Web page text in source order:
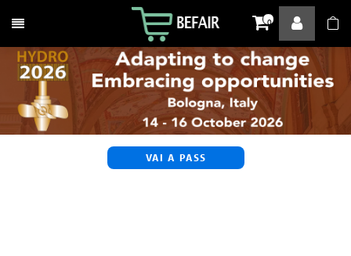
Attiva / disattiva la navigazione 0
VAI A PASS